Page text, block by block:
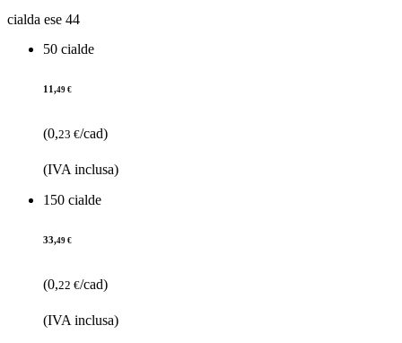
cialda ese 44
50 cialde
11,49 €
(0,23 €/cad)
(IVA inclusa)
150 cialde
33,49 €
(0,22 €/cad)
(IVA inclusa)